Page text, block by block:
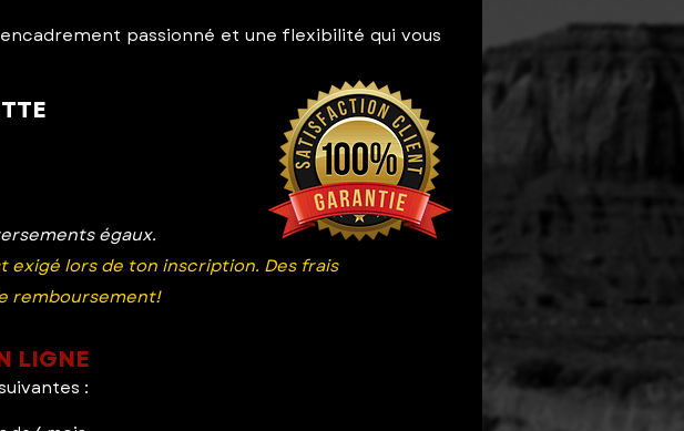
passionné et une flexibilité qui vous
ents égaux.
lors de ton inscription. Des frais
remboursement!
LIGNE
: